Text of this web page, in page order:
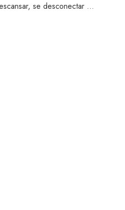
se desconectar …